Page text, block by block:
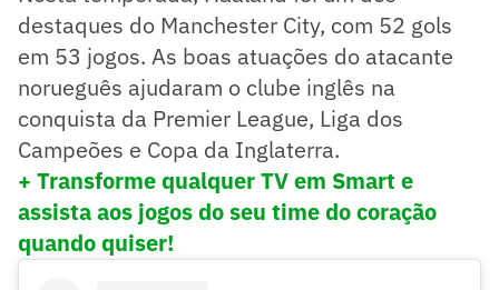
destaques do Manchester City, com 52 gols
em 53 jogos. As boas atuações do atacante
norueguês ajudaram o clube inglês na
conquista da Premier League, Liga dos
Campeões e Copa da Inglaterra.
+ Transforme qualquer TV em Smart e
assista aos jogos do seu time do coração
quando quiser!